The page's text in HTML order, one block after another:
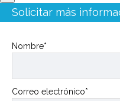
Solicitar más
Nombre*
Correo electrónico*